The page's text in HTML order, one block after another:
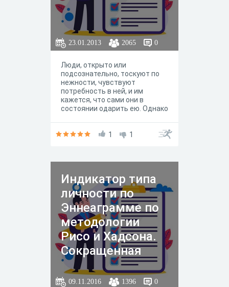
23.01.2013 2065 0
Люди, открыто или
подсознательно, тоскуют по
нежности, чувствуют
потребность в ней, и им
кажется, что сами они в
состоянии одарить ею. Однако
1 1
Индикатор типа
личности по
Эннеаграмме по
методологии
Рисо и Хадсона.
Сокращенная
версия (36
вопросов)
09.11.2016 1396 0